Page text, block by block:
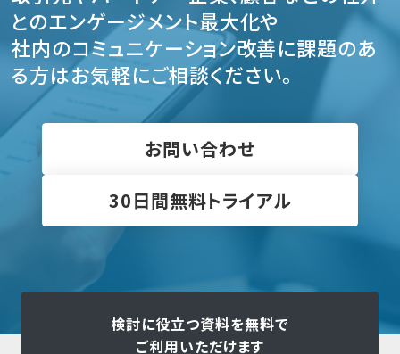
とのエンゲージメント最大化や
社内のコミュニケーション改善に課題のあ
る方はお気軽にご相談ください。
お問い合わせ
30日間無料トライアル
検討に役立つ資料を無料で
ご利用いただけます